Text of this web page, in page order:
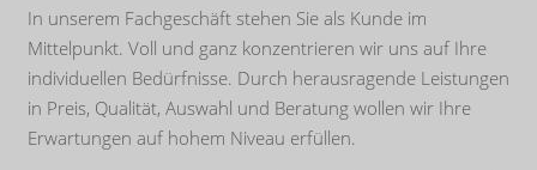
In unserem Fachgeschäft stehen Sie als Kunde im
Mittelpunkt. Voll und ganz konzentrieren wir uns auf Ihre
individuellen Bedürfnisse. Durch herausragende Leistungen
in Preis, Qualität, Auswahl und Beratung wollen wir Ihre
Erwartungen auf hohem Niveau erfüllen.